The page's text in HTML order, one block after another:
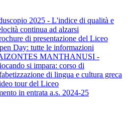
2025 - L'indice di qualità e
continua ad alzarsi
di presentazione del Liceo
Day: tutte le informazioni
MANTHANUSI -
si impara: corso di
di lingua e cultura greca
tour del Liceo
in entrata a.s. 2024-25